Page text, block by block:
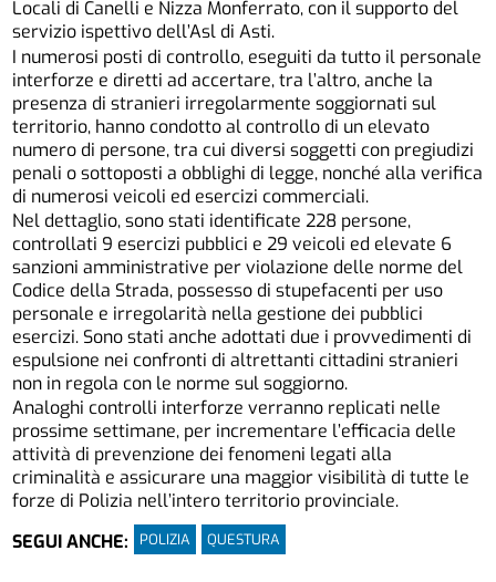
Locali di Canelli e Nizza Monferrato, con il supporto del
servizio ispettivo dell’Asl di Asti.
I numerosi posti di controllo, eseguiti da tutto il personale
interforze e diretti ad accertare, tra l’altro, anche la
presenza di stranieri irregolarmente soggiornati sul
territorio, hanno condotto al controllo di un elevato
numero di persone, tra cui diversi soggetti con pregiudizi
penali o sottoposti a obblighi di legge, nonché alla verifica
di numerosi veicoli ed esercizi commerciali.
Nel dettaglio, sono stati identificate 228 persone,
controllati 9 esercizi pubblici e 29 veicoli ed elevate 6
sanzioni amministrative per violazione delle norme del
Codice della Strada, possesso di stupefacenti per uso
personale e irregolarità nella gestione dei pubblici
esercizi. Sono stati anche adottati due i provvedimenti di
espulsione nei confronti di altrettanti cittadini stranieri
non in regola con le norme sul soggiorno.
Analoghi controlli interforze verranno replicati nelle
prossime settimane, per incrementare l’efficacia delle
attività di prevenzione dei fenomeni legati alla
criminalità e assicurare una maggior visibilità di tutte le
forze di Polizia nell’intero territorio provinciale.
SEGUI ANCHE:
POLIZIA QUESTURA